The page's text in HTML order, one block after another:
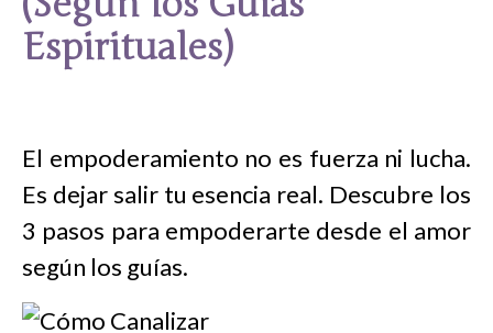
Espirituales)
El empoderamiento no es fuerza ni lucha.
Es dejar salir tu esencia real. Descubre los
3 pasos para empoderarte desde el amor
según los guías.